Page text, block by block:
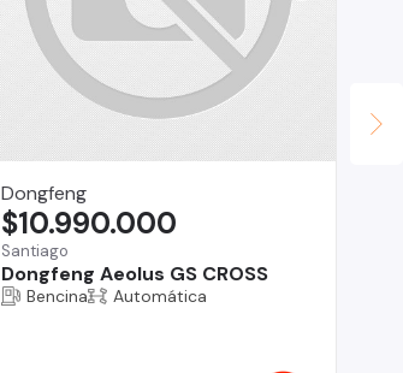
Dongfeng
Santiago
Dongfeng Aeolus GS CROSS
$10.990.000
Bencina Automática
La